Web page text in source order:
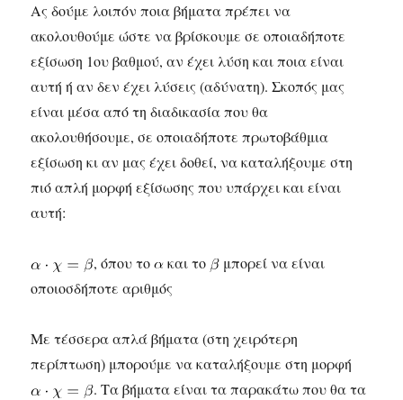
Ας δούμε λοιπόν ποια βήματα πρέπει να
ακολουθούμε ώστε να βρίσκουμε σε οποιαδήποτε
εξίσωση 1ου βαθμού, αν έχει λύση και ποια είναι
αυτή ή αν δεν έχει λύσεις (αδύνατη). Σκοπός μας
είναι μέσα από τη διαδικασία που θα
ακολουθήσουμε, σε οποιαδήποτε πρωτοβάθμια
εξίσωση κι αν μας έχει δοθεί, να καταλήξουμε στη
πιό απλή μορφή εξίσωσης που υπάρχει και είναι
αυτή:
, όπου το και το
μπορεί να είναι
οποιοσδήποτε αριθμός
Με τέσσερα απλά βήματα (στη χειρότερη
περίπτωση) μπορούμε να καταλήξουμε στη μορφή
. Τα βήματα είναι τα παρακάτω που θα τα